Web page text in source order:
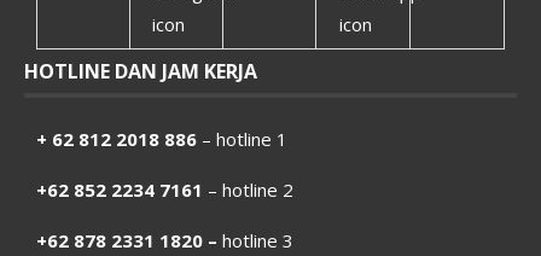
HOTLINE DAN JAM KERJA
+ 62 812 2018 886 – hotline 1
+62 852 2234 7161 – hotline 2
+62 878 2331 1820 – hotline 3